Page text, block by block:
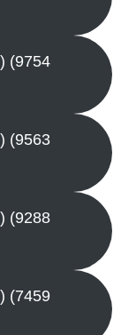
(9754
(9563
(9288
(7459